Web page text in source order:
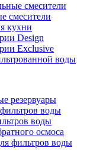
смесители
смесители
кухни
Design
Exclusive
воды
резервуары
воды
воды
осмоса
фильтров воды